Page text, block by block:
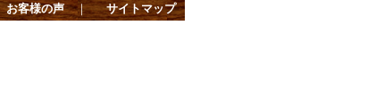
お客様の声 ｜ サイトマップ